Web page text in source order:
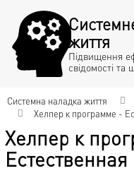
життя
Підвищення
свідомості та
Системна наладка життя
Хелпер к программе -
Хелпер к